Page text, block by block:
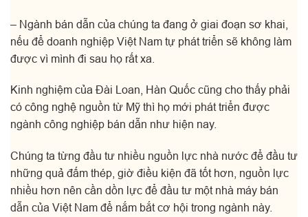
– Ngành bán dẫn của chúng ta đang ở giai đoạn sơ khai,
nếu để doanh nghiệp Việt Nam tự phát triển sẽ không làm
được vì mình đi sau họ rất xa.
Kinh nghiệm của Đài Loan, Hàn Quốc cũng cho thấy phải
có công nghệ nguồn từ Mỹ thì họ mới phát triển được
ngành công nghiệp bán dẫn như hiện nay.
Chúng ta từng đầu tư nhiều nguồn lực nhà nước để đầu tư
những quả đấm thép, giờ điều kiện đã tốt hơn, nguồn lực
nhiều hơn nên cần dồn lực để đầu tư một nhà máy bán
dẫn của Việt Nam để nắm bắt cơ hội trong ngành này.